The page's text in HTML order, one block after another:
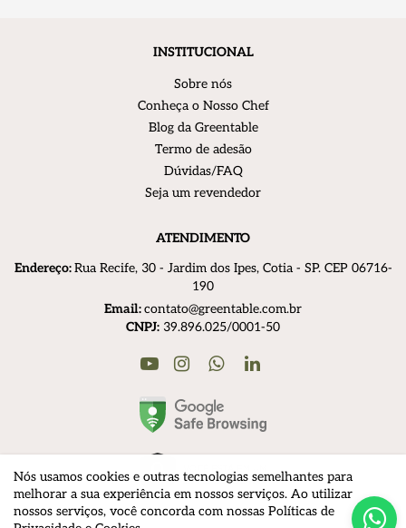
INSTITUCIONAL
Sobre nós
Conheça o Nosso Chef
Blog da Greentable
Termo de adesão
Dúvidas/FAQ
Seja um revendedor
ATENDIMENTO
Endereço:Rua Recife, 30 - Jardim dos Ipes, Cotia - SP. CEP 06716-
190
Email:contato@greentable.com.br
CNPJ: 39.896.025/0001-50
YoutubeInstagramWhatsApp
Linkedin
Nós usamos cookies e outras tecnologias semelhantes para
melhorar a sua experiência em nossos serviços. Ao utilizar
nossos serviços, você concorda com nossas Políticas de